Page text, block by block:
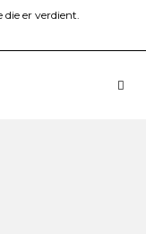
er verdient.